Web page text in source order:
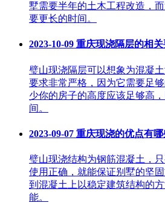
墅需要半年的土木工程改造，
要更长的时间。
2023-10-09 重庆现浇隔层的相
璧山现浇隔层可以想象为混凝
要求非常严格，因为它需要足
少你的房子的高度应该足够高
间。
2023-09-07 重庆现浇的优点有哪
璧山现浇结构为钢筋混凝土，
使用正确，就能保证别墅的坚
到混凝土上以稳定建筑结构的
能。